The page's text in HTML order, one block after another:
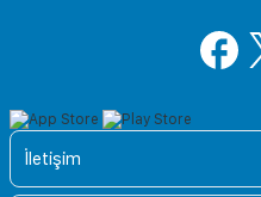
İletişim